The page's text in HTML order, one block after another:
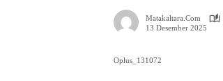
Matakaltara.com
13 Desember 2025
Oplus_131072